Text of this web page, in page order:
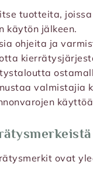
tuotteita,
käytön jälkeen.
ohjeita ja
valmistajia
ovat